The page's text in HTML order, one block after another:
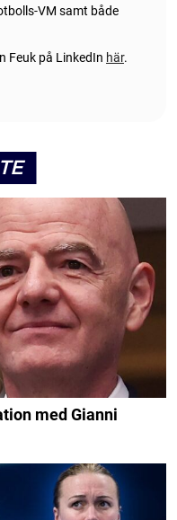
VM samt både
Feuk på LinkedIn här.
med Gianni